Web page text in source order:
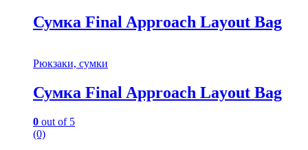
Сумка Final Approach Layout Bag
Рюкзаки, сумки
Сумка Final Approach Layout Bag
0 out of 5
(0)